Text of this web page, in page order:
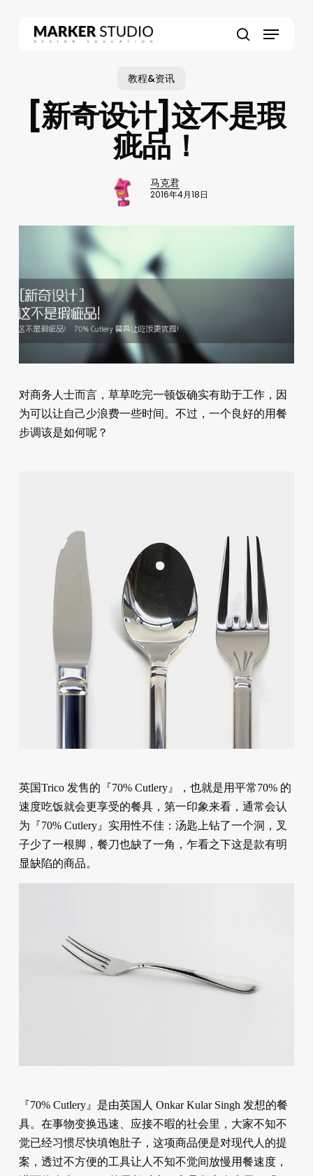
Menu
教程&资讯
[新奇设计]这不是瑕
疵品！
马克君
2016年4月18日
对商务人士而言，草草吃完一顿饭确实有助于工作，因
为可以让自己少浪费一些时间。不过，一个良好的用餐
步调该是如何呢？
英国Trico 发售的『70% Cutlery』，也就是用平常70% 的
速度吃饭就会更享受的餐具，第一印象来看，通常会认
为『70% Cutlery』实用性不佳：汤匙上钻了一个洞，叉
子少了一根脚，餐刀也缺了一角，乍看之下这是款有明
显缺陷的商品。
『70% Cutlery』是由英国人 Onkar Kular Singh 发想的餐
具。在事物变换迅速、应接不暇的社会里，大家不知不
觉已经习惯尽快填饱肚子，这项商品便是对现代人的提
案，透过不方便的工具让人不知不觉间放慢用餐速度，